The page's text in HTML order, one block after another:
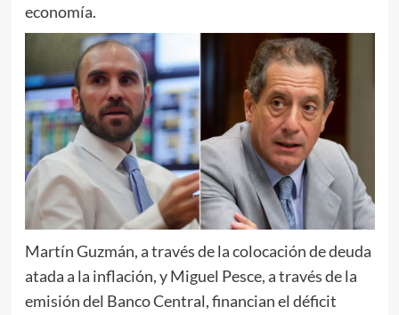
economía.
Martín Guzmán, a través de la colocación de deuda
atada a la inflación, y Miguel Pesce, a través de la
emisión del Banco Central, financian el déficit